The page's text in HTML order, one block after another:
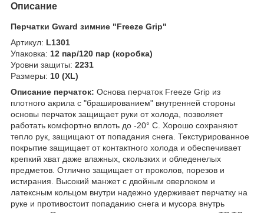
Описание
Перчатки Gward зимние "Freeze Grip"
Артикул: L1301
Упаковка: 12 пар/120 пар (коробка)
Уровни защиты: 2231
Размеры: 10 (XL)
Описание перчаток: Основа перчаток Freeze Grip из
плотного акрила с "брашированием" внутренней стороны
основы перчаток защищает руки от холода, позволяет
работать комфортно вплоть до -20° C. Хорошо сохраняют
тепло рук, защищают от попадания снега. Текстурированное
покрытие защищает от контактного холода и обеспечивает
крепкий хват даже влажных, скользких и обледенелых
предметов. Отлично защищает от проколов, порезов и
истирания. Высокий манжет с двойным оверлоком и
латексным кольцом внутри надежно удерживает перчатку на
руке и противостоит попаданию снега и мусора внутрь